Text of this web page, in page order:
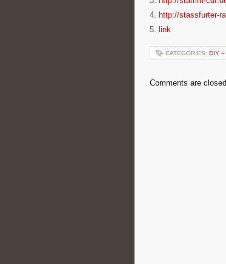
4. http://stassfurter-
5. link
CATEGORIES: DIY –
Comments are